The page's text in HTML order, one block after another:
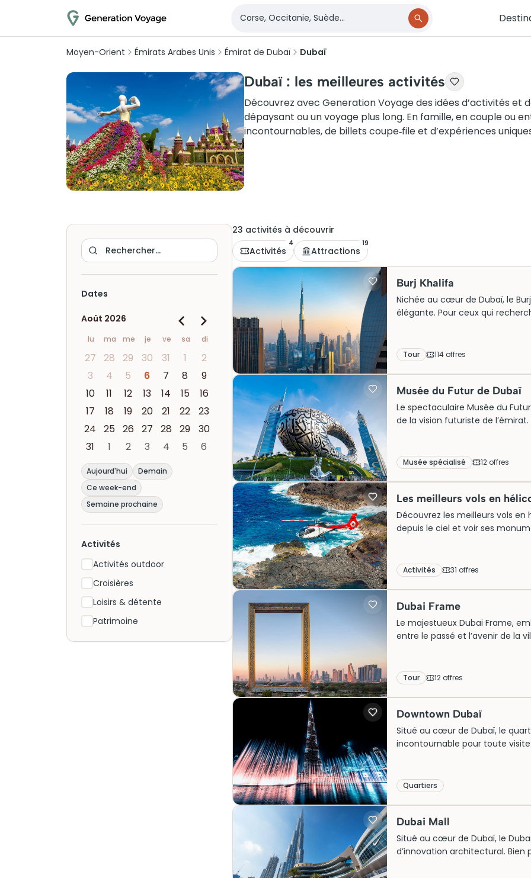
Moyen-Orient Émirats Arabes Unis Émirat de Dubaï Dubaï
Dubaï : les meilleures activités
Découvrez avec Generation Voyage des idées d’activités et
dépaysant ou un voyage plus long. En famille, en couple ou
incontournables, de billets coupe‑file et d’expériences
Dates
Août 2026
lu ma me je ve sa di
27 28 29 30 31 1
2
3
4 5 6 7 8
9
10
11 12 13 14 15
16
17
18 19 20 21 22
23
24
25 26 27 28 29
30
31
1 2 3 4 5 6
Aujourd'hui
Demain
Ce week-end
Semaine prochaine
Activités
Activités outdoor
Croisières
Loisirs & détente
Patrimoine
23 activités à découvrir
Activités
4
Attractions
19
Burj Khalifa
Nichée au cœur de Dubaï, le
élégante. Pour ceux qui
souffle. Que ce soit pour
spectacles lumineux
architecturale ne cesse de
Tour 114 offres
Musée du Futur de Dubaï
Le spectaculaire Musée du
de la vision futuriste de
curieuses de découvrir ses
pour une visite est vivement
interdimensionnel, devenu
touristique de Dubaï.
Musée spécialisé 12 offres
Les meilleurs vols en
Découvrez les meilleurs vols
depuis le ciel et voir ses
Activités 31 offres
Dubai Frame
Le majestueux Dubai Frame,
entre le passé et l’avenir de la
par ses vues panoramiques
du Dubai Frame garantit une
historique et exploration avant-
Tour 12 offres
Downtown Dubaï
Situé au cœur de Dubaï, le
incontournable pour toute
de gamme, de gastronomie de
cosmopolite dynamique. Idéal
Downtown Dubaï promet une
Quartiers
Dubai Mall
Situé au cœur de Dubaï, le
d’innovation architectural. Bien